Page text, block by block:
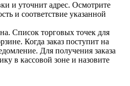
и уточнит адрес. Осмотрите
и соответствие указанной
Список торговых точек для
Когда заказ поступит на
Для получения заказа
в кассовой зоне и назовите